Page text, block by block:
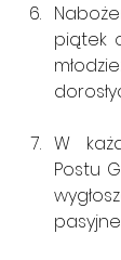
piątek
W
Postu